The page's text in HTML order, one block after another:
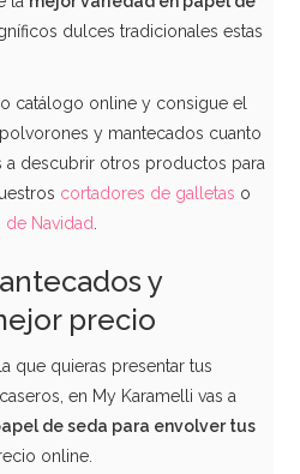
dulces tradicionales estas
catálogo online y consigue el
y mantecados cuanto
a descubrir otros productos para
cortadores de galletas o
Navidad
y
precio
que quieras presentar tus
en My Karamelli vas a
de seda para envolver tus
online.